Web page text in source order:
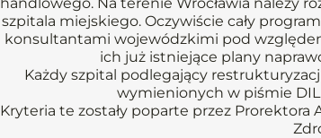
szpitala miejskiego. Oczywiście cały
konsultantami wojewódzkimi pod
ich już istniejące plany
Każdy szpital podlegający
wymienionych w piśmie DIL
Kryteria te zostały poparte przez Prorektora